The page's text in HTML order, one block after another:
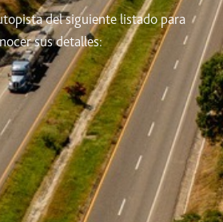
del siguiente listado para
sus detalles: